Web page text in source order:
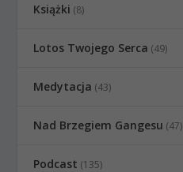
Książki (8)
Lotos Twojego Serca (49)
Medytacja (43)
Nad Brzegiem Gangesu (47)
Podcast (135)